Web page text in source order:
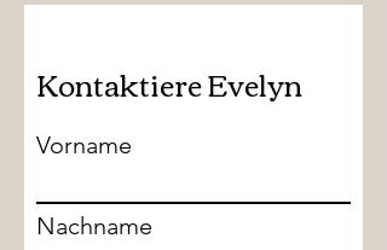
Kontaktiere Evelyn
Vorname
Nachname